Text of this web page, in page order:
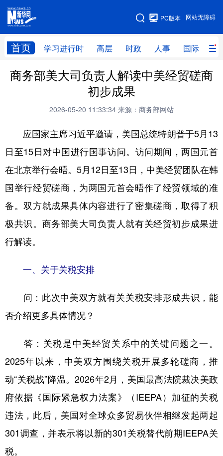
网站无障碍
PC版本
首页 学习进行时 高层 时政 人事 国际 财
网站地图
学习进行时 高层 时政 人事
财经 网评
科技 科创 量子 体育
文化 书画 健康 军事
法律 中央文件 金融 汽车
食品 人居 信息化 数字经济
学术中国
地方频道
北京 河北 山西
浙江 安徽 福建
商务部美大司负责人解读中美经贸磋商
初步成果
2026-05-20 11:33:34 来源：商务部网站
应国家主席习近平邀请，美国总统特朗普于5月13
日至15日对中国进行国事访问。访问期间，两国元首
在北京举行会晤。5月12日至13日，中美经贸团队在韩
国举行经贸磋商，为两国元首会晤作了经贸领域的准
备。双方就成果具体内容进行了密集磋商，取得了积
极共识。商务部美大司负责人就有关经贸初步成果进
行解读。
一、关于关税安排
问：此次中美双方就有关关税安排形成共识，能
否介绍更多具体情况？
答：关税是中美经贸关系中的关键问题之一。
2025年以来，中美双方围绕关税开展多轮磋商，推
动“关税战”降温。2026年2月，美国最高法院裁决美政
府依据《国际紧急权力法案》（IEEPA）加征的关税
违法，此后，美国对全球众多贸易伙伴相继发起两起
301调查，并表示将以新的301关税替代前期IEEPA关
税。